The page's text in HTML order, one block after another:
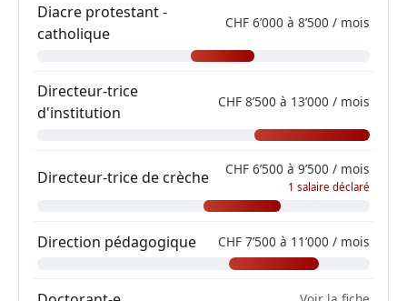
Diacre protestant -
catholique
CHF 6’000 à 8’500 / mois
Directeur-trice
d'institution
CHF 8’500 à 13’000 / mois
Directeur-trice de crèche CHF 6’500 à 9’500 / mois
1 salaire déclaré
Direction pédagogique CHF 7’500 à 11’000 / mois